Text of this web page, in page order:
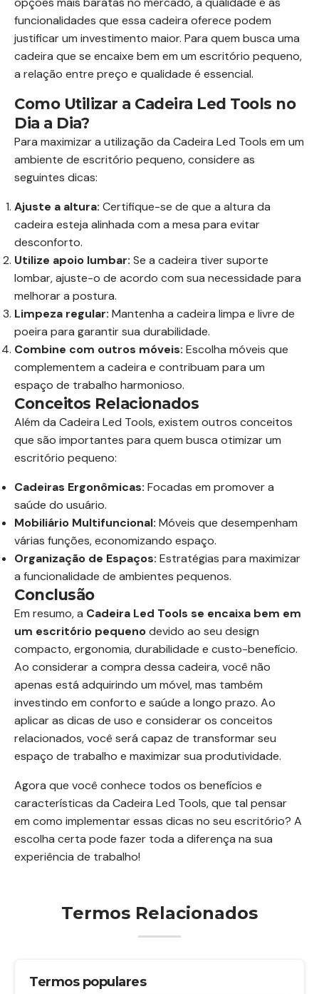
funcionalidades que essa cadeira oferece podem
justificar um investimento maior. Para quem busca uma
cadeira que se encaixe bem em um escritório pequeno,
a relação entre preço e qualidade é essencial.
Como Utilizar a Cadeira Led Tools no
Dia a Dia?
Para maximizar a utilização da Cadeira Led Tools em um
ambiente de escritório pequeno, considere as
seguintes dicas:
Ajuste a altura: Certifique-se de que a altura da
cadeira esteja alinhada com a mesa para evitar
desconforto.
Utilize apoio lumbar: Se a cadeira tiver suporte
lombar, ajuste-o de acordo com sua necessidade para
melhorar a postura.
Limpeza regular: Mantenha a cadeira limpa e livre de
poeira para garantir sua durabilidade.
Combine com outros móveis: Escolha móveis que
complementem a cadeira e contribuam para um
espaço de trabalho harmonioso.
Conceitos Relacionados
Além da Cadeira Led Tools, existem outros conceitos
que são importantes para quem busca otimizar um
escritório pequeno:
Cadeiras Ergonômicas: Focadas em promover a
saúde do usuário.
Mobiliário Multifuncional: Móveis que desempenham
várias funções, economizando espaço.
Organização de Espaços: Estratégias para maximizar
a funcionalidade de ambientes pequenos.
Conclusão
Em resumo, a Cadeira Led Tools se encaixa bem em
um escritório pequenodevido ao seu design
compacto, ergonomia, durabilidade e custo-benefício.
Ao considerar a compra dessa cadeira, você não
apenas está adquirindo um móvel, mas também
investindo em conforto e saúde a longo prazo. Ao
aplicar as dicas de uso e considerar os conceitos
relacionados, você será capaz de transformar seu
espaço de trabalho e maximizar sua produtividade.
Agora que você conhece todos os benefícios e
características da Cadeira Led Tools, que tal pensar
em como implementar essas dicas no seu escritório? A
escolha certa pode fazer toda a diferença na sua
experiência de trabalho!
Termos Relacionados
Termos populares